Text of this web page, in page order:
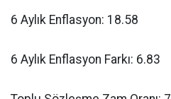
6 Aylık Enflasyon: 18.58
6 Aylık Enflasyon Farkı: 6.83